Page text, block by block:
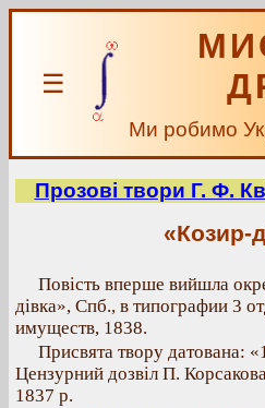
☰
Ми робимо
Прозові твори Г. Ф.
«Козир-
Повість вперше вийшла
дівка», Спб., в типографии 3
имуществ, 1838.
Присвята твору датована:
Цензурний дозвіл П.
1837 р.